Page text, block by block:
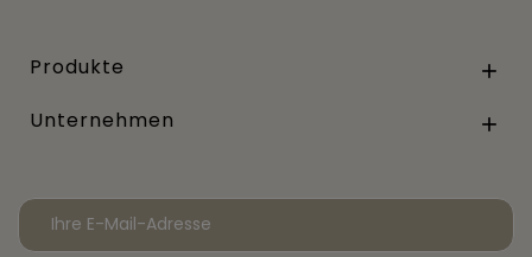
Produkte 
Unternehmen 